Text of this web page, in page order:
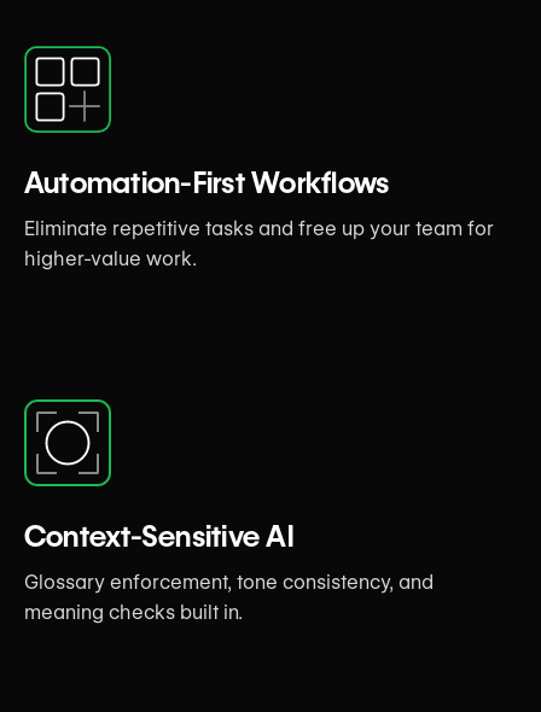
Automation-First Workflows
Eliminate repetitive tasks and free up your team for
higher-value work.
Context-Sensitive AI
Glossary enforcement, tone consistency, and
meaning checks built in.